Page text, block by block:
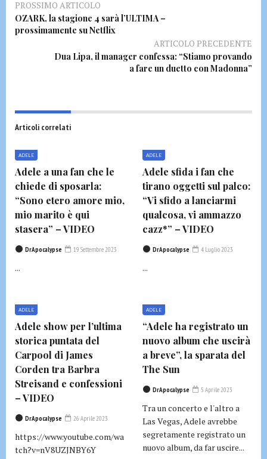
PROSSIMO ARTICOLO
OZARK, la stagione 4 sarà l’ULTIMA –
prossimamente su Netflix
ARTICOLO PRECEDENTE
Dua Lipa, il manager confessa: “Stiamo provando
a fare un duetto con Madonna”
Articoli correlati
ADELE
Adele a una fan che le
chiede di sposarla:
“Sono etero amore mio,
mio marito è qui
stasera” – VIDEO
DrApocalypse 19 Settembre 2023
...
ADELE
Adele sfida i fan che
tirano oggetti sul palco:
“Vi sfido a lanciarmi
qualcosa, vi ammazzo
cazz*” – VIDEO
DrApocalypse 4 Luglio 2023
...
ADELE
Adele show per l’ultima
storica puntata del
Carpool di James
Corden tra Barbra
Streisand e confessioni
– VIDEO
DrApocalypse 26 Aprile 2023
https://www.youtube.com/wa
tch?v=nV8UZJNBY6Y
ADELE
“Adele ha registrato un
nuovo album che uscirà
a breve”, la sparata del
The Sun
DrApocalypse 5 Aprile 2023
Tra un concerto e l'altro a
Las Vegas, Adele avrebbe
segretamente registrato un
nuovo album, da far uscire...